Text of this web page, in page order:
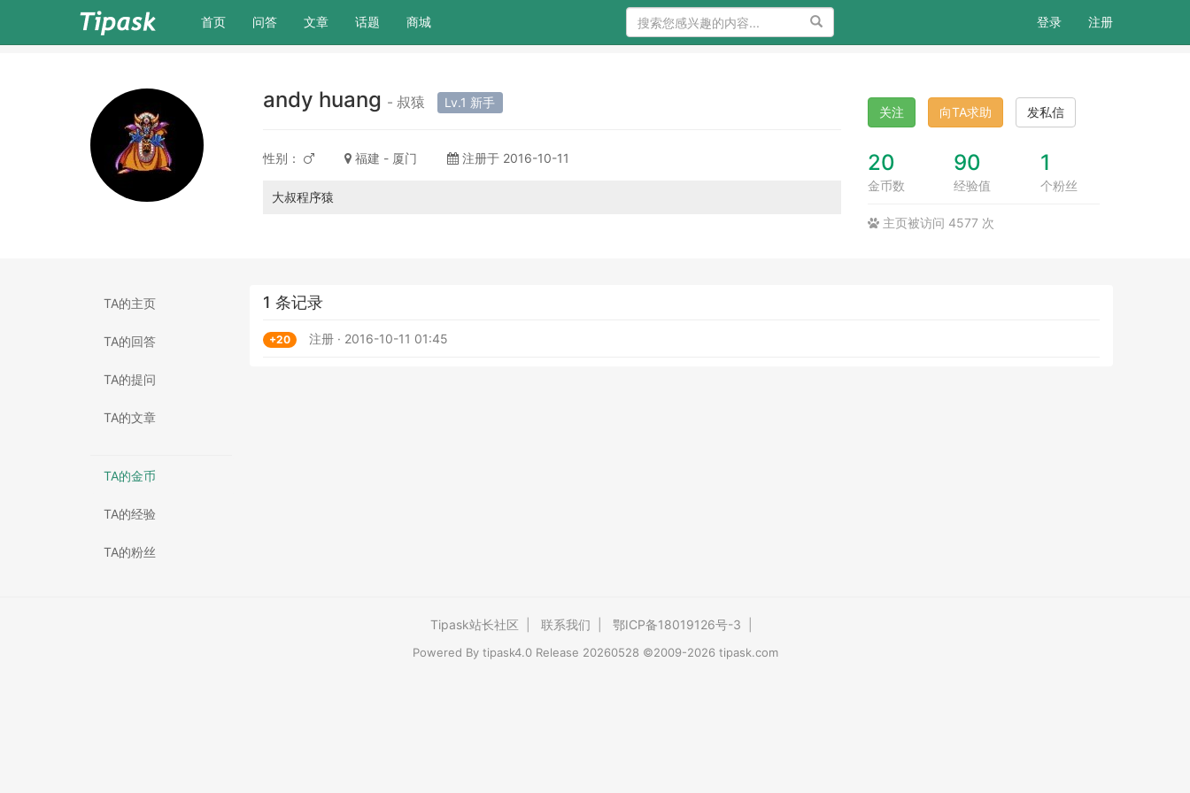
首页(current)
问答 文章 话题 商城 搜索 登录 注册
andy huang - 叔猿 Lv.1 新手
性别： 福建 - 厦门 注册于 2016-10-11
大叔程序猿
关注 向TA求助 发私信
20
金币数
90
经验值
1
个粉丝
主页被访问 4577 次
TA的主页
TA的回答
TA的提问
TA的文章
TA的金币
TA的经验
TA的粉丝
1 条记录
+20 注册 · 2016-10-11 01:45
Tipask站长社区 联系我们 鄂ICP备18019126号-3
Powered By tipask4.0Release 20260528 ©2009-2026 tipask.com